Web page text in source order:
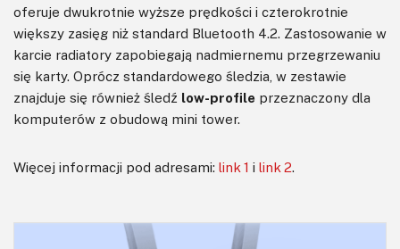
oferuje dwukrotnie wyższe prędkości i czterokrotnie
większy zasięg niż standard Bluetooth 4.2. Zastosowanie w
karcie radiatory zapobiegają nadmiernemu przegrzewaniu
się karty. Oprócz standardowego śledzia, w zestawie
znajduje się również śledź low-profile przeznaczony dla
komputerów z obudową mini tower.
Więcej informacji pod adresami: link 1 i link 2.